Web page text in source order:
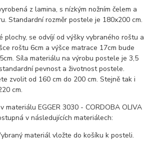
z lamina, s nízkým nožním čelem a
Standardní rozměr postele je 180x200 cm.
plochy, se odvíjí od výšky vybraného roštu a
roštu 6cm a výšce matrace 17cm bude
Síla materiálu na výrobu postele je 3,5
pevnost a životnost postele.
zvolit od 160 cm do 200 cm. Stejně tak i
cm.
materiálu EGGER 3030 - CORDOBA OLIVA
v následujících materiálech:
materiál vložte do košíku k posteli.